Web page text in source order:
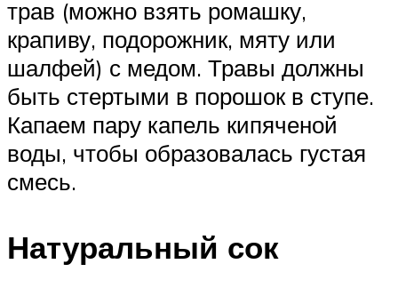
трав (можно взять ромашку,
крапиву, подорожник, мяту или
шалфей) с медом. Травы должны
быть стертыми в порошок в ступе.
Капаем пару капель кипяченой
воды, чтобы образовалась густая
смесь.
Натуральный сок